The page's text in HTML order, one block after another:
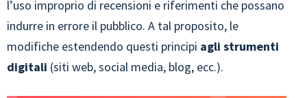
l’uso improprio di recensioni e riferimenti che possano
indurre in errore il pubblico. A tal proposito, le
modifiche estendendo questi principi agli strumenti
digitali (siti web, social media, blog, ecc.).